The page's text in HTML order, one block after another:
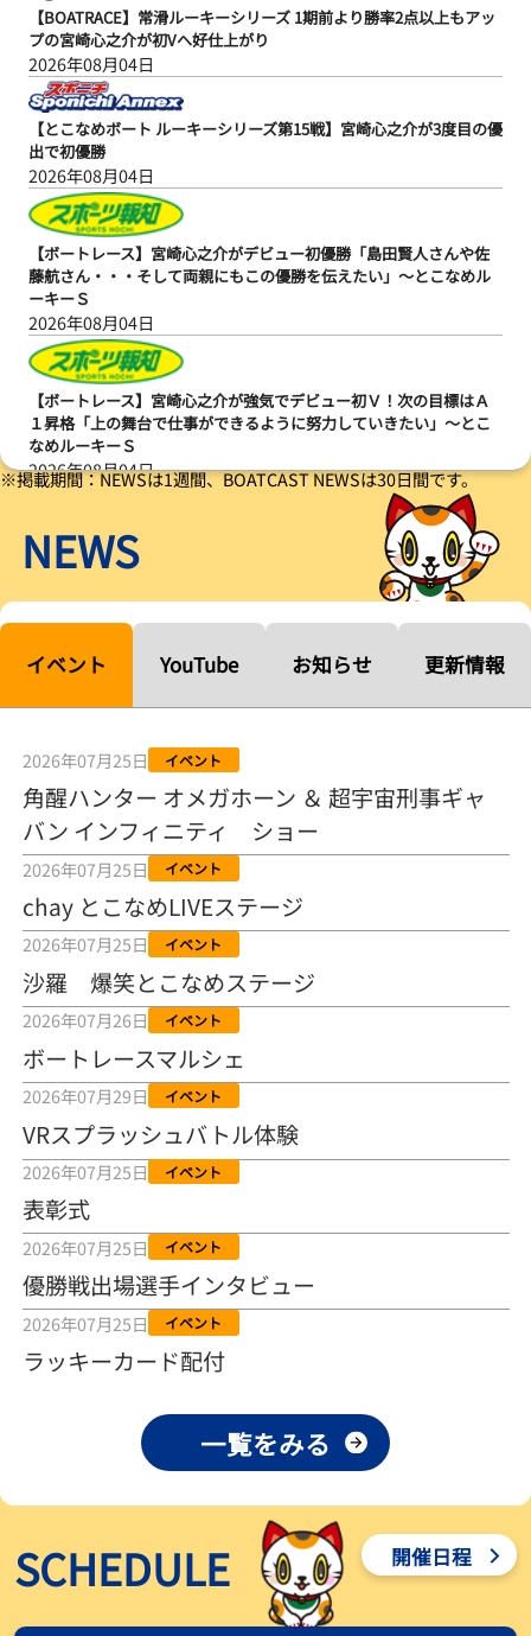
【BOATRACE】常滑ルーキーシリーズ 1期前より勝率2点以上もアッ
プの宮崎心之介が初Vへ好仕上がり
2026年08月04日
【とこなめボート ルーキーシリーズ第15戦】宮崎心之介が3度目の優
出で初優勝
2026年08月04日
【ボートレース】宮崎心之介がデビュー初優勝「島田賢人さんや佐
藤航さん・・・そして両親にもこの優勝を伝えたい」～とこなめル
ーキーＳ
2026年08月04日
【ボートレース】宮崎心之介が強気でデビュー初Ｖ！次の目標はＡ
１昇格「上の舞台で仕事ができるように努力していきたい」～とこ
なめルーキーＳ
2026年08月04日
【ルーキーシリーズ第15戦】塚越海斗「伸びを生かす方向で」4カド
から攻める／とこなめボートレース
【常滑ボート・ルーキーＳ】宮崎心之介 うれしいデビュー初優勝
「このままＡ１になれるように」
2026年08月04日
ド！／常滑ボート
2026年08月04日
【ボートレース】「しょっぱいですね」初優勝の宮崎心之介が水神
祭で満面の笑み／常滑 - 日刊スポーツ
2026年08月04日
【ボート】とこなめルーキーＳ 宮崎心之介がデビューから１年９カ
月で初優勝
2026年08月04日
【ボートレース】12R優勝戦のスタート特訓実施 初Ｖ目指す宮崎心
之介の仕上がり上々／常滑 - 日刊スポーツ
2026年08月04日
【とこなめボート ルーキーシリーズ第15戦】荒木颯斗 当地フレッシ
ュルーキーが初Vで恩返しを
2026年08月03日
【とこなめボート】ういちの「好配招き猫」ルーキーシリーズ第15
戦～自分の収支状況も想定してこそ〝本物の予想〟！／ボートレー
ス
2026年08月03日
【ボートレース】荒木颯斗が地元唯一の優出！３号艇でデビュー初
Ｖ狙う「自分の好きな感じになっている」～とこなめルーキーＳ
【ボートレース】訓練中の大けが乗り越えデビューした宮崎心之介
が初Ｖ王手「１枠なら負けないと思います」～とこなめルーキーＳ
2026年08月03日
【常滑ボート・ルーキーＳ】津田陸翔はリング交換で気配一変「初
優勝目指して頑張ります」
※掲載期間：NEWSは1週間、BOATCAST NEWSは30日間です。
NEWS
イベント YouTube お知らせ 更新情報
2026年07月25日 イベント
角醒ハンター オメガホーン ＆ 超宇宙刑事ギャ
バン インフィニティ ショー
2026年07月25日 イベント
chay とこなめLIVEステージ
2026年07月25日 イベント
沙羅 爆笑とこなめステージ
2026年07月26日 イベント
ボートレースマルシェ
2026年07月29日 イベント
VRスプラッシュバトル体験
2026年07月25日 イベント
表彰式
2026年07月25日 イベント
優勝戦出場選手インタビュー
2026年07月25日 イベント
ラッキーカード配付
一覧をみる
SCHEDULE 開催日程